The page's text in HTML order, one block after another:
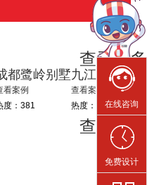
查看更多
九江自建别墅
查看案例
热度：320
都鹭岭别墅
看案例
度：381
查看更多
在线咨询
免费设计